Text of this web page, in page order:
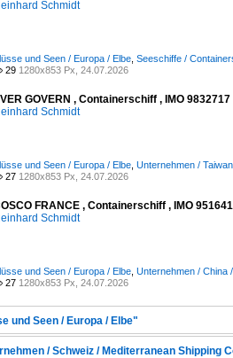
Schmidt
und Seen / Europa / Elbe Seeschiffe /
29 1280x853 Px, 24.07.2026
GOVERN , Containerschiff , IMO
Schmidt
und Seen / Europa / Elbe Unternehmen /
27 1280x853 Px, 24.07.2026
FRANCE , Containerschiff , IMO
Schmidt
und Seen / Europa / Elbe Unternehmen / China
27 1280x853 Px, 24.07.2026
und Seen / Europa / Elbe"
/ Schweiz / Mediterranean Shipping